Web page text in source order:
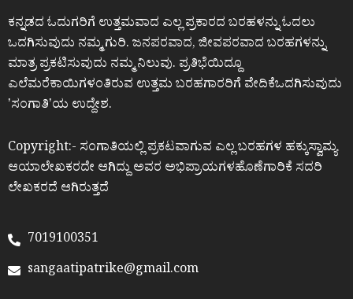
ಕನ್ನಡದ ಓದುಗರಿಗೆ ಉತ್ತಮವಾದ ಎಲ್ಲ ಪ್ರಕಾರದ ಬರಹಳನ್ನು ಓದಲು
ಒದಗಿಸುವುದು ನಮ್ಮ ಗುರಿ. ಜನಪರವಾದ, ಜೀವಪರವಾದ ಬರಹಗಳನ್ನು
ಮಾತ್ರ ಪ್ರಕಟಿಸುವುದು ನಮ್ಮ ನಿಲುವು. ಪ್ರತಿಭೆಯಿದ್ದೂ
ಎಲೆಮರೆಕಾಯಿಗಳಂತಿರುವ ಉತ್ತಮ ಬರಹಗಾರರಿಗೆ ವೇದಿಕೆಒದಗಿಸುವುದು
ʼಸಂಗಾತಿʼಯ ಉದ್ದೇಶ.
Copyright:- ಸಂಗಾತಿಯಲ್ಲಿ ಪ್ರಕಟವಾಗುವ ಎಲ್ಲ ಬರಹಗಳ ಹಕ್ಕುಸ್ವಾಮ್ಯ
ಆಯಾಲೇಖಕರದೇ ಆಗಿದ್ದು ಅವರ ಅಭಿಪ್ರಾಯಗಳಹೊಣೆಗಾರಿಕೆ ಸದರಿ
ಲೇಖಕರದೆ ಆಗಿರುತ್ತದೆ
7019100351
sangaatipatrike@gmail.com